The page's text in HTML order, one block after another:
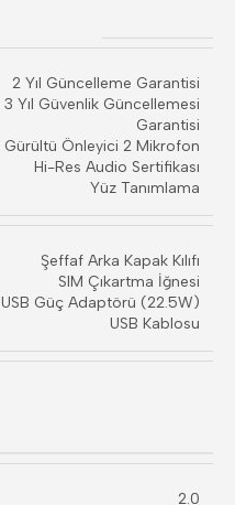
2 Yıl Güncelleme Garantisi
3 Yıl Güvenlik Güncellemesi
Garantisi
Gürültü Önleyici 2 Mikrofon
Hi-Res Audio Sertifikası
Yüz Tanımlama
Şeffaf Arka Kapak Kılıfı
SIM Çıkartma İğnesi
USB Güç Adaptörü (22.5W)
USB Kablosu
2.0